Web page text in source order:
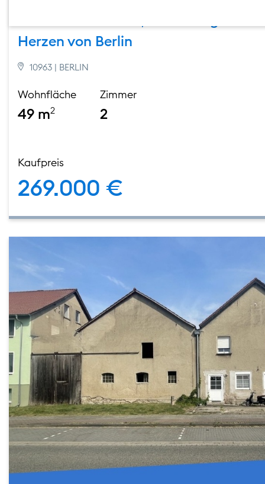
Herzen von Berlin
10963 | BERLIN
Wohnfläche
49 m2
Zimmer
2
Kaufpreis
269.000 €